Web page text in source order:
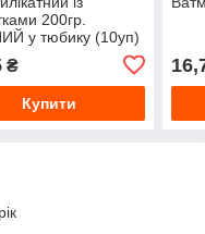
200гр.
у тюбику (10уп)
₴
Купити